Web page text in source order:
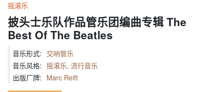
摇滚乐
披头士乐队作品管乐团编曲专辑 The
Best Of The Beatles
音乐形式: 交响管乐
音乐风格: 摇滚乐, 流行音乐
出版厂牌: Marc Reift